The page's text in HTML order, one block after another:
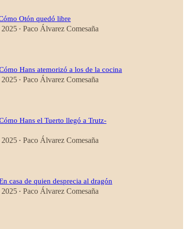
Otón quedó libre
2025 • Paco Álvarez Comesaña
Hans atemorizó a los de la cocina
2025 • Paco Álvarez Comesaña
Hans el Tuerto llegó a Trutz-
2025 • Paco Álvarez Comesaña
casa de quien desprecia al dragón
2025 • Paco Álvarez Comesaña